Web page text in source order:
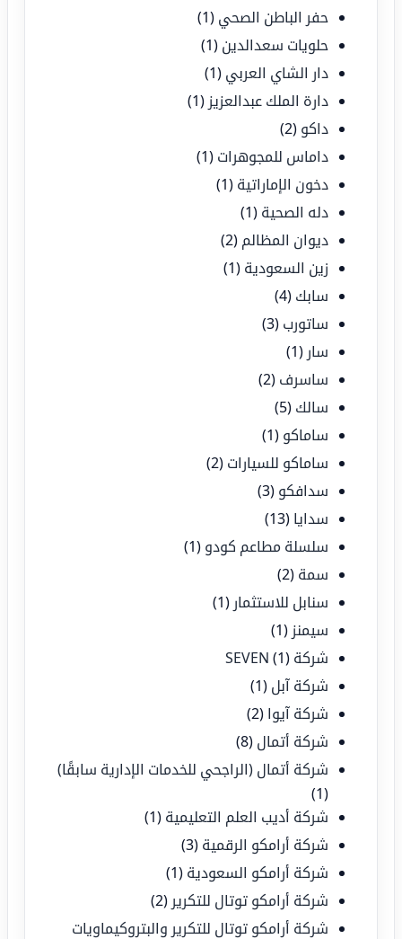
حفر الباطن الصحي (1)
حلويات سعدالدين (1)
دار الشاي العربي (1)
دارة الملك عبدالعزيز (1)
داكو (2)
داماس للمجوهرات (1)
دخون الإماراتية (1)
دله الصحية (1)
ديوان المظالم (2)
زين السعودية (1)
سابك (4)
ساتورب (3)
سار (1)
ساسرف (2)
سالك (5)
ساماكو (1)
ساماكو للسيارات (2)
سدافكو (3)
سدايا (13)
سلسلة مطاعم كودو (1)
سمة (2)
سنابل للاستثمار (1)
سيمنز (1)
شركة SEVEN (1)
شركة آبل (1)
شركة آيوا (2)
شركة أتمال (8)
شركة أتمال (الراجحي للخدمات الإدارية سابقًا)
(1)
شركة أديب العلم التعليمية (1)
شركة أرامكو الرقمية (3)
شركة أرامكو السعودية (1)
شركة أرامكو توتال للتكرير (2)
شركة أرامكو توتال للتكرير والبتروكيماويات